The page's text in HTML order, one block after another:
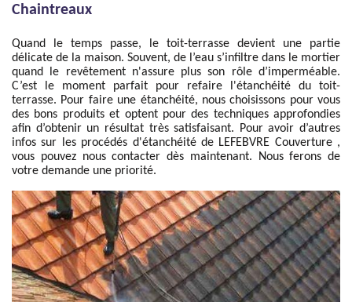
Chaintreaux
Quand le temps passe, le toit-terrasse devient une partie
délicate de la maison. Souvent, de l’eau s’infiltre dans le mortier
quand le revêtement n'assure plus son rôle d’imperméable.
C’est le moment parfait pour refaire l'étanchéité du toit-
terrasse. Pour faire une étanchéité, nous choisissons pour vous
des bons produits et optent pour des techniques approfondies
afin d’obtenir un résultat très satisfaisant. Pour avoir d’autres
infos sur les procédés d'étanchéité de LEFEBVRE Couverture ,
vous pouvez nous contacter dès maintenant. Nous ferons de
votre demande une priorité.